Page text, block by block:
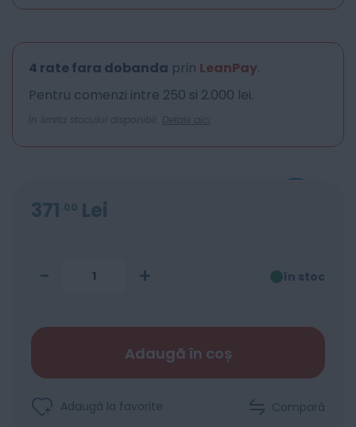
4 rate fara dobanda prin LeanPay.
Pentru comenzi intre 250 si 2.000 lei.
In limita stocului disponibil. Detalii aici
371 00 Lei
- + în stoc
Adaugă în coș
Adaugă la favorite Compară